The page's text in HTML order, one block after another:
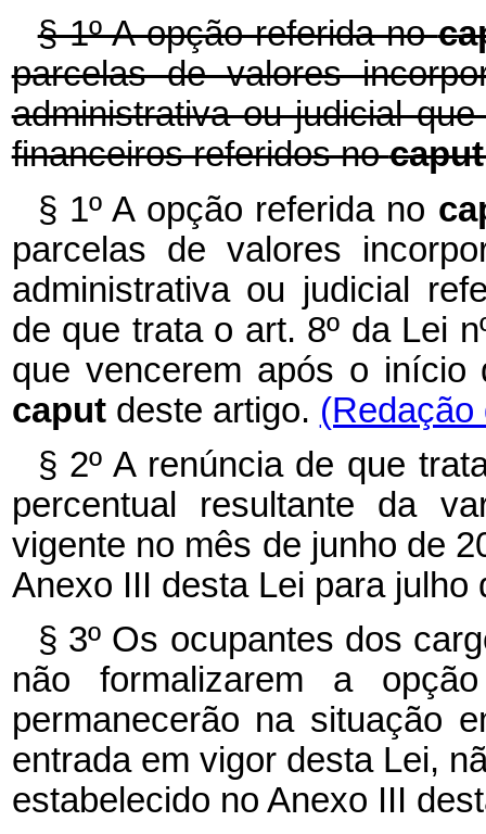
§ 1º A opção referida no
parcelas de valores
administrativa ou judicial
financeiros referidos no
§ 1º A opção referida no
parcelas de valores
administrativa ou judicial
de que trata o art. 8º da Lei
que vencerem após o início
caput deste artigo. (Redação
§ 2º A renúncia de que
percentual resultante da
vigente no mês de junho de
Anexo III desta Lei para julho
§ 3º Os ocupantes dos
não formalizarem a
permanecerão na situação
entrada em vigor desta Lei,
estabelecido no Anexo III